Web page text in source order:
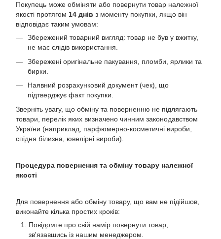
Покупець може обміняти або повернути товар належної
якості протягом 14 днів з моменту покупки, якщо він
відповідає таким умовам:
Збережений товарний вигляд: товар не був у вжитку,
не має слідів використання.
Збережені оригінальне пакування, пломби, ярлики та
бирки.
Наявний розрахунковий документ (чек), що
підтверджує факт покупки.
Зверніть увагу, що обміну та поверненню не підлягають
товари, перелік яких визначено чинним законодавством
України (наприклад, парфюмерно-косметичні вироби,
спідня білизна, ювелірні вироби).
Процедура повернення та обміну товару належної
якості
Для повернення або обміну товару, що вам не підійшов,
виконайте кілька простих кроків:
Повідомте про свій намір повернути товар,
зв'язавшись із нашим менеджером.